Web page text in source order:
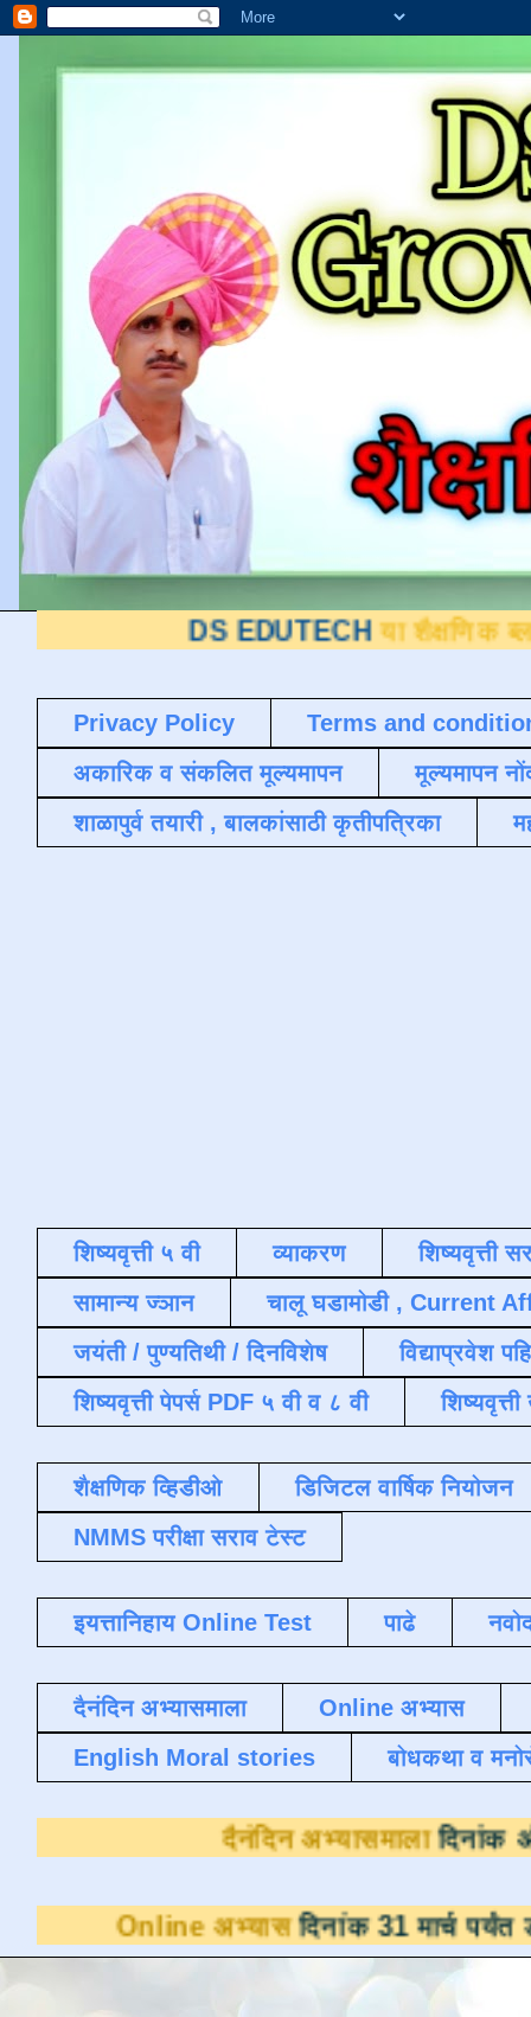
DS EDUTECH या शैक्षणिक ब्लॉगवर आपले
Privacy Policy
Terms and
अकारिक व संकलित मूल्यमापन
मूल्यमापन
शाळापुर्व तयारी , बालकांसाठी कृतीपत्रिका
शिष्यवृत्ती ५ वी व्याकरण
शिष्यवृत्ती
सामान्य ज्ञान
चालू घडामोडी , Current
जयंती / पुण्यतिथी / दिनविशेष
विद्याप्रवेश
शिष्यवृत्ती पेपर्स PDF ५ वी व ८ वी
शैक्षणिक व्हिडीओ
डिजिटल वार्षिक नियोजन
NMMS परीक्षा सराव टेस्ट
इयत्तानिहाय Online Test पाढे
दैनंदिन अभ्यासमाला
Online अभ्यास
English Moral stories
बोधकथा व
दैनंदिन
अभ्यासदिनांक 31 मार्च पर्यंत